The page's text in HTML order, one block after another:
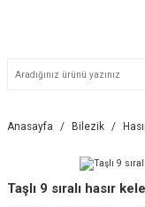
Anasayfa Bilezik
Taşlı 9 sıralı hasır